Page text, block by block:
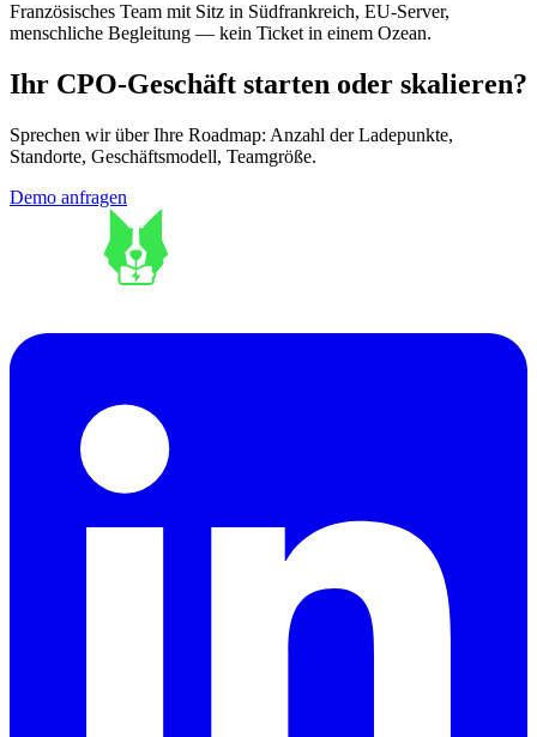
Französisches Team mit Sitz in Südfrankreich, EU-Server,
menschliche Begleitung — kein Ticket in einem Ozean.
Ihr CPO-Geschäft starten oder skalieren?
Sprechen wir über Ihre Roadmap: Anzahl der Ladepunkte,
Standorte, Geschäftsmodell, Teamgröße.
Demo anfragen